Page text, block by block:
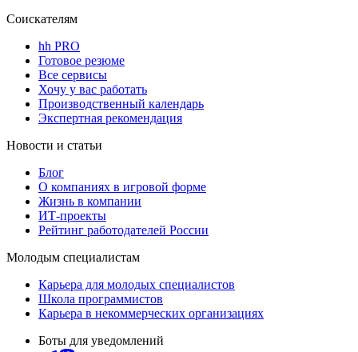
Соискателям
hh PRO
Готовое резюме
Все сервисы
Хочу у вас работать
Производственный календарь
Экспертная рекомендация
Новости и статьи
Блог
О компаниях в игровой форме
Жизнь в компании
ИТ-проекты
Рейтинг работодателей России
Молодым специалистам
Карьера для молодых специалистов
Школа программистов
Карьера в некоммерческих организациях
Боты для уведомлений